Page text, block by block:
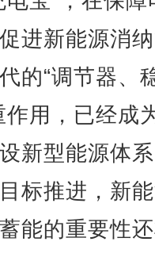
进新能源消
的“调节器、
作用，已经成
新型能源体
标推进，新
能的重要性